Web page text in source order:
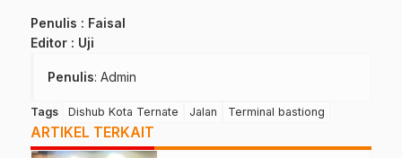
Penulis : Faisal
Editor : Uji
Penulis: Admin
Tags Dishub Kota Ternate Jalan Terminal bastiong
ARTIKEL TERKAIT